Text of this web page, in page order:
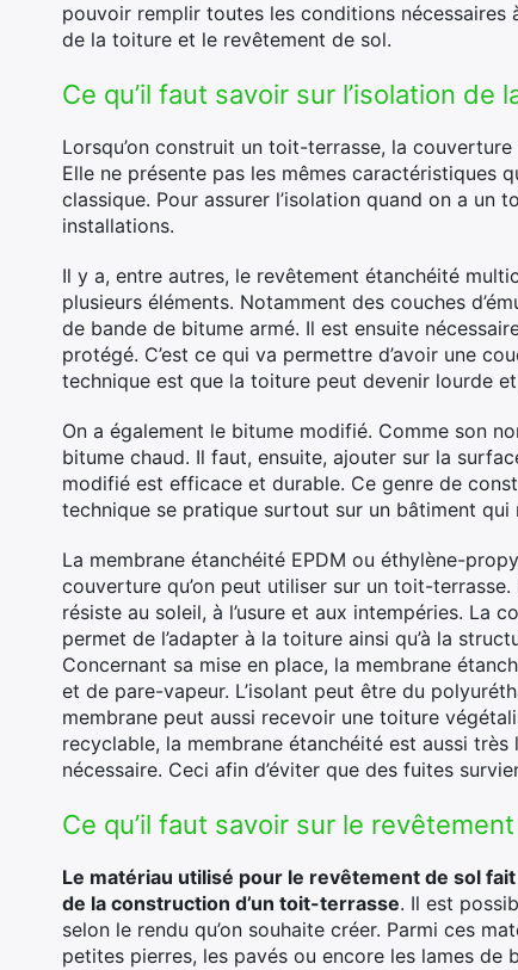
pouvoir remplir toutes les conditions nécessaires
de la toiture et le revêtement de sol.
Ce qu’il faut savoir sur l’isolation de
Lorsqu’on construit un toit-terrasse, la
Elle ne présente pas les mêmes caractéristiques
classique. Pour assurer l’isolation quand on a
installations.
Il y a, entre autres, le revêtement étanchéité
plusieurs éléments. Notamment des couches
de bande de bitume armé. Il est ensuite
protégé. C’est ce qui va permettre d’avoir une
technique est que la toiture peut devenir lourde
On a également le bitume modifié. Comme son
bitume chaud. Il faut, ensuite, ajouter sur la
modifié est efficace et durable. Ce genre de
technique se pratique surtout sur un bâtiment qui
La membrane étanchéité EPDM ou éthylène-
couverture qu’on peut utiliser sur un toit-
résiste au soleil, à l’usure et aux intempéries. La
permet de l’adapter à la toiture ainsi qu’à la
Concernant sa mise en place, la membrane
et de pare-vapeur. L’isolant peut être du
membrane peut aussi recevoir une toiture
recyclable, la membrane étanchéité est aussi très
nécessaire. Ceci afin d’éviter que des fuites
Ce qu’il faut savoir sur le
Le matériau utilisé pour le revêtement de sol
de la construction d’un toit-terrasse. Il est
selon le rendu qu’on souhaite créer. Parmi ces
petites pierres, les pavés ou encore les lames de